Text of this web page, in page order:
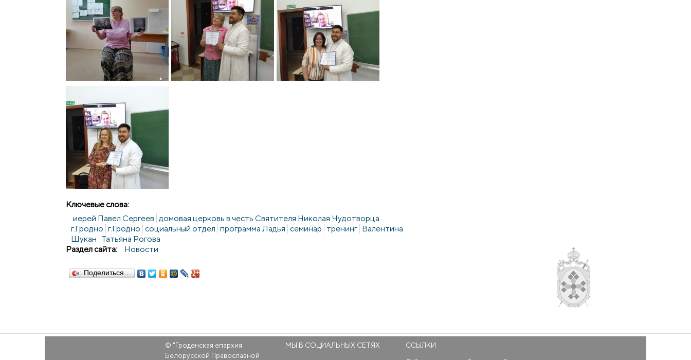
Ключевые слова:
иерей Павел Сергеев домовая церковь в честь Святителя Николая Чудотворца
г.Гродно г.Гродно социальный отдел программа Ладья семинар тренинг Валентина
Шукан Татьяна Рогова
Раздел сайта:
Новости
Поделиться…
© "Гроденская епархия
Белорусской Православной
МЫ В СОЦИАЛЬНЫХ СЕТЯХ ССЫЛКИ